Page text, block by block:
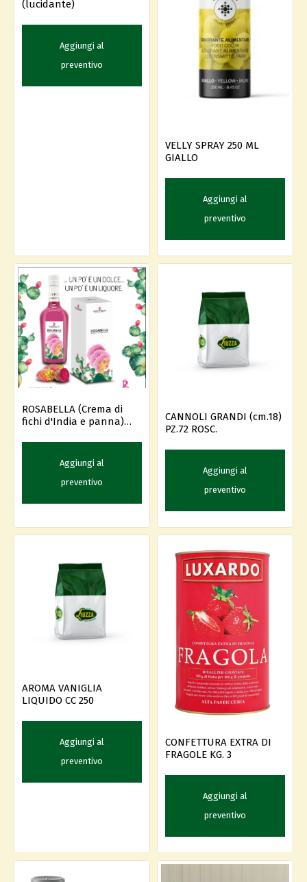
(lucidante)
Aggiungi al
preventivo
VELLY SPRAY 250 ML
GIALLO
Aggiungi al
preventivo
ROSABELLA (Crema di
fichi d'India e panna)
Aggiungi al
preventivo
CANNOLI GRANDI (cm.18)
PZ.72 ROSC.
Aggiungi al
preventivo
AROMA VANIGLIA
LIQUIDO CC 250
Aggiungi al
preventivo
CONFETTURA EXTRA DI
FRAGOLE KG. 3
Aggiungi al
preventivo